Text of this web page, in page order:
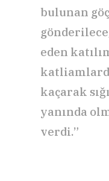
bulunan
eden
kaçarak
yanında
verdi.”